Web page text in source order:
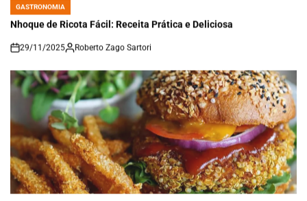
POSTED
GASTRONOMIA
Nhoque de Ricota Fácil: Receita Prática e Deliciosa
on
29/11/2025 Roberto Zago Sartori